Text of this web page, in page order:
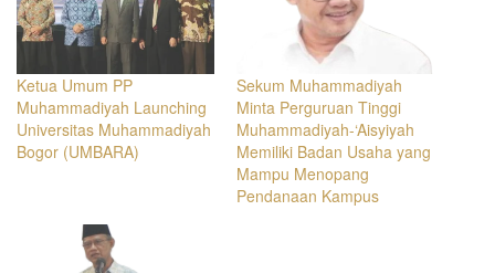
Ketua Umum PP
Muhammadiyah Launching
Universitas Muhammadiyah
Bogor (UMBARA)
Sekum Muhammadiyah
Minta Perguruan Tinggi
Muhammadiyah-‘Aisyiyah
Memiliki Badan Usaha yang
Mampu Menopang
Pendanaan Kampus